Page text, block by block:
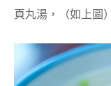
頁丸湯，（如上圖